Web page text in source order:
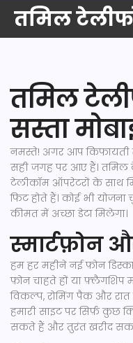
तमिल
तमिल
सस्ता
नमस्ते! अगर आप किफायती
सही जगह पर आए हैं।
टेलीकॉम ऑपरेटरों के साथ
फिट होते हैं। कोई भी
कीमत में अच्छा डेटा मिलेगा।
स्मार्टफ़ोन
हम हर महीने नई फ़ोन
फ़ोन चाहते हों या फ़्लैगशिप
विकल्प, रोमिंग पैक और
हमारी साइट पर सिर्फ़
सकते हैं और तुरंत खरीद